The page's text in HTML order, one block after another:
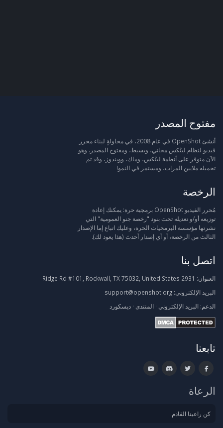
مفتوح المصدر
أنشئ OpenShot في عام 2008، في محاولةٍ لبناء محرر
فيديو لنظام لينُكس مجاني، وبسيط، ومفتوح المصدر. وهو
الآن متوفر على أنظمة لينُكس، وماك، وويندوز، وقد تم
تحميله ملايين المرات، ومستمر في النمو!
الرخصة
مُحرر الفيديو OpenShot برمجية حرة: يمكنك إعادة
توزيعه أو/و تعديله تحت بنود "رخصة جنو العمومية" التي
نشرتها مؤسسة البرمجيات الحرة، وعليك اتباع إما الإصدار
الثالث من الرخصة، أو أي إصدار أحدث (هذا يعود لك).
اتصل بنا
العنوان:
البريد الإلكتروني: support@openshot.org
الدعم: البريد الإلكتروني · المنتدى · ديسكورد
تابعنا
الرعاة
كن راعينا القادم.